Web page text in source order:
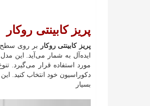
پریز کابینتی روکار
پریز کابینتی روکار
بر روی سطح
ایده‌آل به شمار می‌آید. این
مورد استفاده قرار می‌گیرد.
دکوراسیون خود انتخاب کنید.